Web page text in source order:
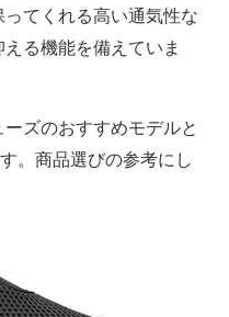
てくれる高い通気性な
る機能を備えていま
ズのおすすめモデルと
。商品選びの参考にし